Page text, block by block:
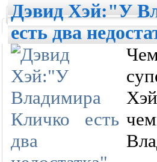
Дэвид Хэй:"У
есть два